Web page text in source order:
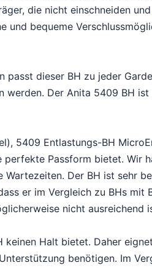
die nicht einschneiden
und bequeme
passt dieser BH zu jeder
werden. Der Anita 5409 BH
5409 Entlastungs-BH
perfekte Passform bietet. Wir
Der BH ist sehr
er im Vergleich zu BHs mit
nicht ausreichend
keinen Halt bietet. Daher
benötigen. Im